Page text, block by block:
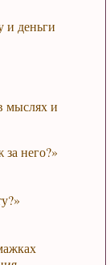
и деньги
мыслях и
него?»